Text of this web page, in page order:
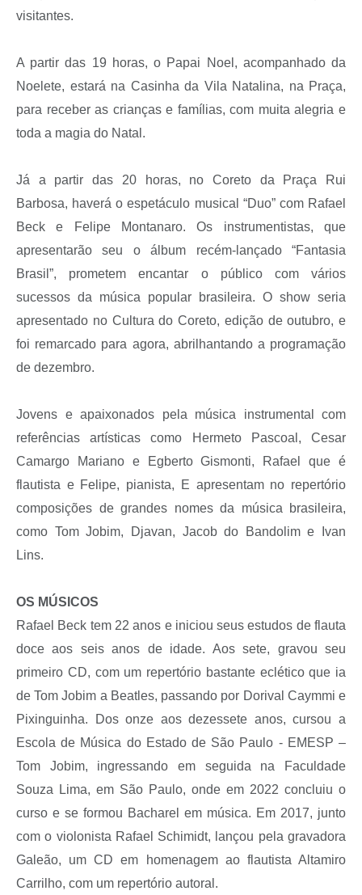
visitantes.
A partir das 19 horas, o Papai Noel, acompanhado da
Noelete, estará na Casinha da Vila Natalina, na Praça,
para receber as crianças e famílias, com muita alegria e
toda a magia do Natal.
Já a partir das 20 horas, no Coreto da Praça Rui
Barbosa, haverá o espetáculo musical “Duo” com Rafael
Beck e Felipe Montanaro. Os instrumentistas, que
apresentarão seu o álbum recém-lançado “Fantasia
Brasil”, prometem encantar o público com vários
sucessos da música popular brasileira. O show seria
apresentado no Cultura do Coreto, edição de outubro, e
foi remarcado para agora, abrilhantando a programação
de dezembro.
Jovens e apaixonados pela música instrumental com
referências artísticas como Hermeto Pascoal, Cesar
Camargo Mariano e Egberto Gismonti, Rafael que é
flautista e Felipe, pianista, E apresentam no repertório
composições de grandes nomes da música brasileira,
como Tom Jobim, Djavan, Jacob do Bandolim e Ivan
Lins.
OS MÚSICOS
Rafael Beck tem 22 anos e iniciou seus estudos de flauta
doce aos seis anos de idade. Aos sete, gravou seu
primeiro CD, com um repertório bastante eclético que ia
de Tom Jobim a Beatles, passando por Dorival Caymmi e
Pixinguinha. Dos onze aos dezessete anos, cursou a
Escola de Música do Estado de São Paulo - EMESP –
Tom Jobim, ingressando em seguida na Faculdade
Souza Lima, em São Paulo, onde em 2022 concluiu o
curso e se formou Bacharel em música. Em 2017, junto
com o violonista Rafael Schimidt, lançou pela gravadora
Galeão, um CD em homenagem ao flautista Altamiro
Carrilho, com um repertório autoral.